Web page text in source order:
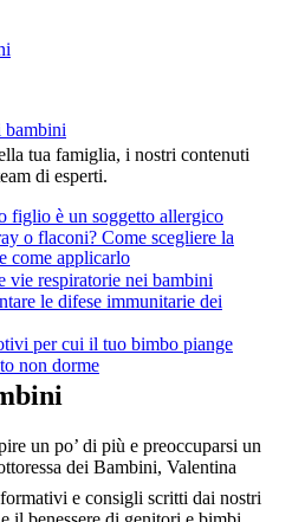
bambini
come applicarlo
un po’ di più e preoccuparsi un
dei Bambini, Valentina
tua famiglia, i nostri contenuti
di esperti.
figlio è un soggetto allergico
o flaconi? Come scegliere la
vie respiratorie nei bambini
le difese immunitarie dei
per cui il tuo bimbo piange
non dorme
e consigli scritti dai nostri